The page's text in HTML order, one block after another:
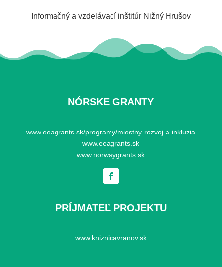
Informačný a vzdelávací inštitúr Nižný Hrušov
NÓRSKE GRANTY
www.eeagrants.sk/programy/miestny-rozvoj-a-inkluzia
www.eeagrants.sk
www.norwaygrants.sk
PRÍJMATEĽ PROJEKTU
www.kniznicavranov.sk